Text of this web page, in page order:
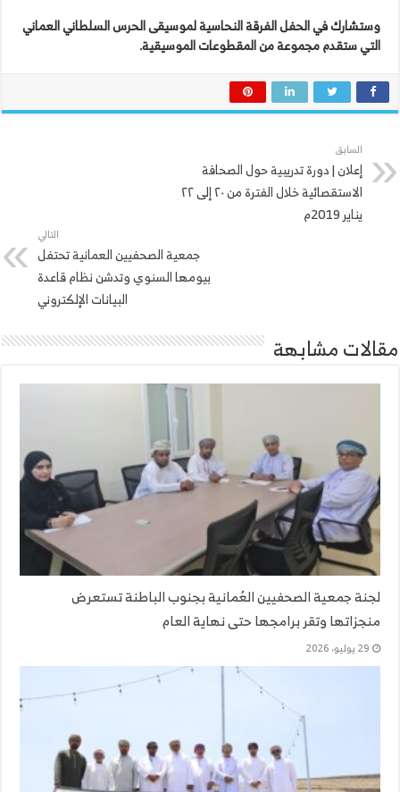
وستشارك في الحفل الفرقة النحاسية لموسيقى الحرس السلطاني العماني
التي ستقدم مجموعة من المقطوعات الموسيقية.
السابق
إعلان | دورة تدريبية حول الصحافة
الاستقصائية خلال الفترة من ٢٠ إلى ٢٢
يناير 2019م
التالي
جمعية الصحفيين العمانية تحتفل
بيومها السنوي وتدشن نظام قاعدة
البيانات الإلكتروني
مقالات مشابهة
لجنة جمعية الصحفيين العُمانية بجنوب الباطنة تستعرض
منجزاتها وتقر برامجها حتى نهاية العام
29 يوليو، 2026